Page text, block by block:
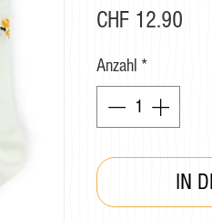
CHF 12.90
Anzahl *
IN